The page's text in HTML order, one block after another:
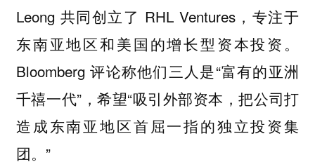
Leong 共同创立了 RHL Ventures，专注于
东南亚地区和美国的增长型资本投资。
Bloomberg 评论称他们三人是“富有的亚洲
千禧一代”，希望“吸引外部资本，把公司打
造成东南亚地区首屈一指的独立投资集
团。”